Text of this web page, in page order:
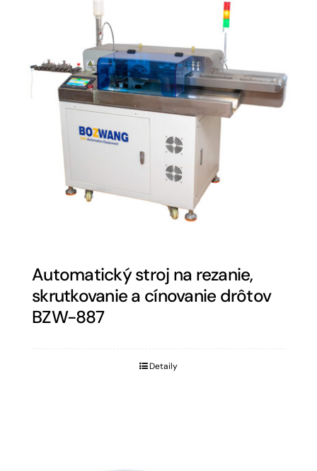
Automatický stroj na rezanie,
skrutkovanie a cínovanie drôtov
BZW-887
Detaily